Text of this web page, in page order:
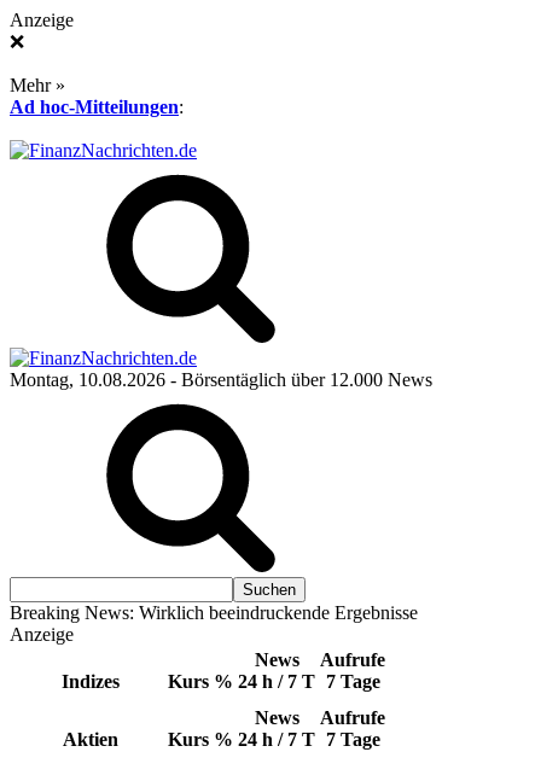
Anzeige
❌
Mehr »
Ad hoc-Mitteilungen:
Montag, 10.08.2026 - Börsentäglich über 12.000 News
Breaking News: Wirklich beeindruckende Ergebnisse
Anzeige
Indizes Kurs %
News
24 h / 7 T
Aufrufe
7 Tage
Aktien Kurs %
News
24 h / 7 T
Aufrufe
7 Tage